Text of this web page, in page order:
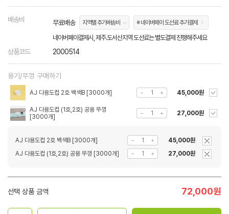
배송비 무료배송 지역별 추가배송비 ※ 네이버페이 도선료 추가결제
네이버페이결제시, 제주.도서산지역 도선료는 별도결제 진행해주세요
상품코드 2000514
용기/뚜껑 구매하기
AJ 다용도컵 2호 백색B [3000개] 45,000원
AJ 다용도컵 (1호,2호) 공용 뚜껑
[3000개]
27,000원
AJ 다용도컵 2호 백색B [3000개]
45,000원
AJ 다용도컵 (1호,2호) 공용 뚜껑 [3000개]
27,000원
선택 상품 금액 72,000원